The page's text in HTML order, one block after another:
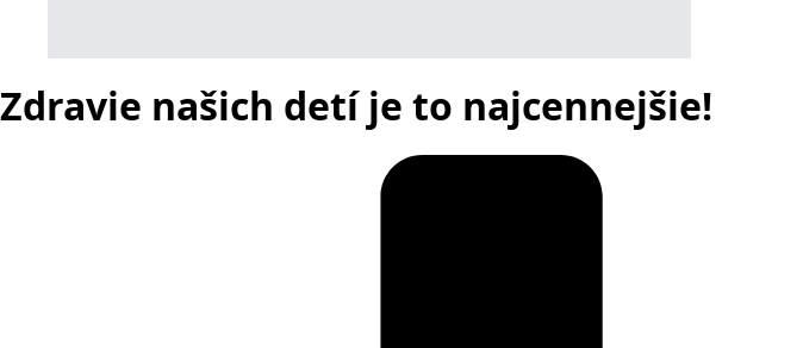
Zdravie našich detí je to najcennejšie!